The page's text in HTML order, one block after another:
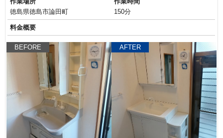
徳島県徳島市論田町
150分
料金概要
BEFORE AFTER